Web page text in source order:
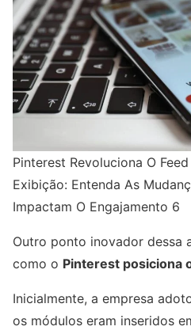
Pinterest Revoluciona O
Exibição: Entenda As
Impactam O Engajamento 6
Outro ponto inovador dessa
como o Pinterest posiciona
Inicialmente, a empresa
os módulos eram inseridos